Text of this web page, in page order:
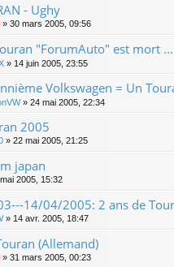
- Ughy
» 30 mars 2005, 09:56
"ForumAuto" est mort ...
» 14 juin 2005, 23:55
Volkswagen = Un
» 24 mai 2005, 22:34
2005
» 22 mai 2005, 21:25
japan
2005, 15:32
14/04/2005: 2 ans de
» 14 avr. 2005, 18:47
(Allemand)
» 31 mars 2005, 00:23